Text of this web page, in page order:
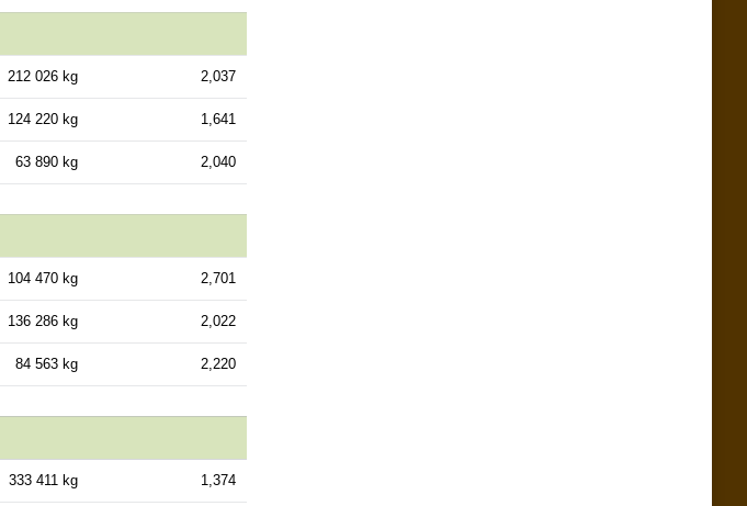
212 026 kg 2,037
124 220 kg 1,641
63 890 kg 2,040
104 470 kg 2,701
136 286 kg 2,022
84 563 kg 2,220
333 411 kg 1,374